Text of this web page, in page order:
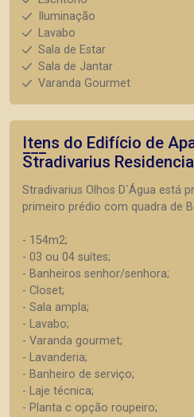
Iluminação
Lavabo
Sala de Estar
Sala de Jantar
Varanda Gourmet
Itens do Edifício de
Stradivarius
Stradivarius Olhos D`Água está
primeiro prédio com quadra de
- 154m2;
- 03 ou 04 suítes;
- Banheiros senhor/senhora;
- Closet;
- Sala ampla;
- Lavabo;
- Varanda gourmet;
- Lavanderia;
- Banheiro de serviço;
- Laje técnica;
- Planta c opção roupeiro;